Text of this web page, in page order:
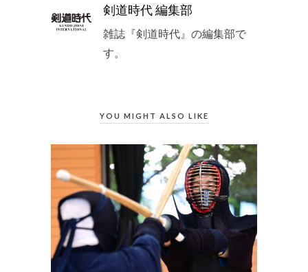
剣道時代 編集部
雑誌『剣道時代』の編集部で
す。
YOU MIGHT ALSO LIKE